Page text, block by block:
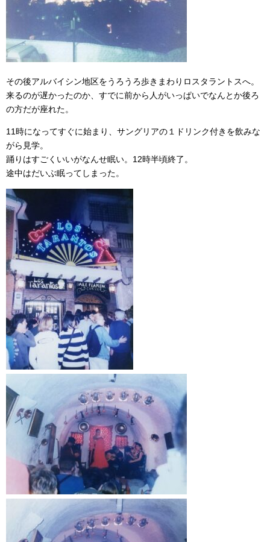
その後アルバイシン地区をうろうろ歩きまわりロスタラントスへ。
来るのが遅かったのか、すでに前から人がいっぱいでなんとか後ろ
の方だが座れた。
11時になってすぐに始まり、サングリアの１ドリンク付きを飲みな
がら見学。
踊りはすごくいいがなんせ眠い。12時半頃終了。
途中はだいぶ眠ってしまった。